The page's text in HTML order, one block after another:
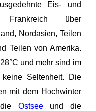
Eis- und
Frankreich über
Nordasien, Teilen
Teilen von Amerika.
und mehr sind im
Seltenheit. Die
mit dem Hochwinter
die Ostseeund die